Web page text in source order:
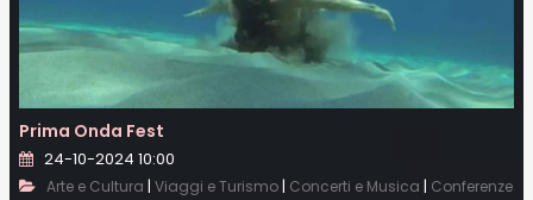
Prima Onda Fest
24-10-2024 10:00
Arte e Cultura | Viaggi e Turismo | Concerti e Musica | Conferenze